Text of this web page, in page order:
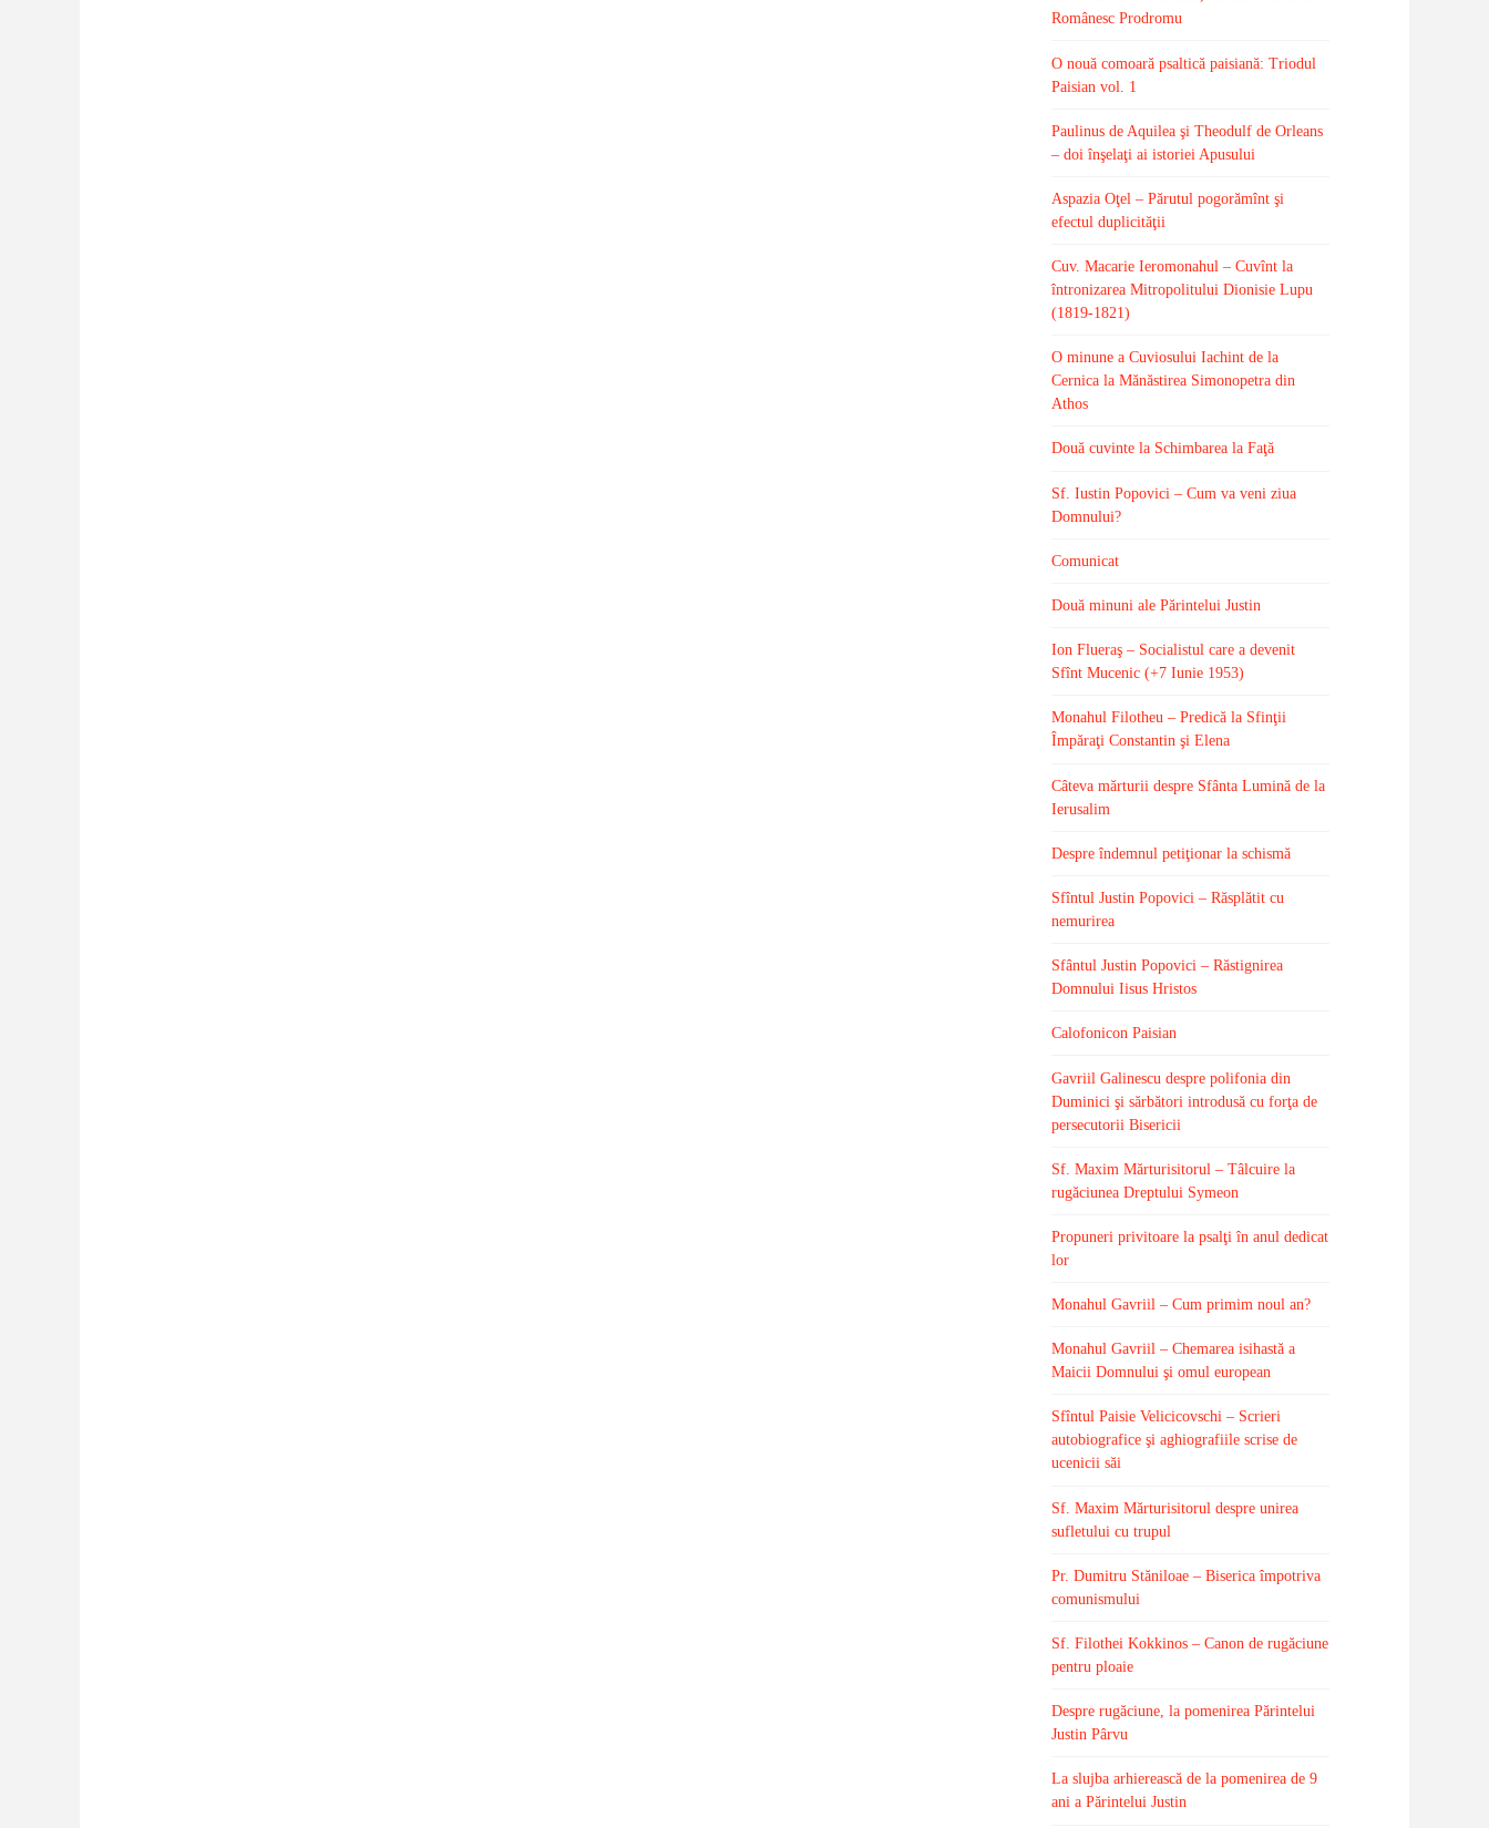
Românesc Prodromu
O nouă comoară psaltică paisiană: Triodul
Paisian vol. 1
Paulinus de Aquilea şi Theodulf de Orleans
– doi înşelaţi ai istoriei Apusului
Aspazia Oţel – Părutul pogorămînt şi
efectul duplicităţii
Cuv. Macarie Ieromonahul – Cuvînt la
întronizarea Mitropolitului Dionisie Lupu
(1819-1821)
O minune a Cuviosului Iachint de la
Cernica la Mănăstirea Simonopetra din
Athos
Două cuvinte la Schimbarea la Faţă
Sf. Iustin Popovici – Cum va veni ziua
Domnului?
Comunicat
Două minuni ale Părintelui Justin
Ion Flueraş – Socialistul care a devenit
Sfînt Mucenic (+7 Iunie 1953)
Monahul Filotheu – Predică la Sfinţii
Împăraţi Constantin şi Elena
Câteva mărturii despre Sfânta Lumină de la
Ierusalim
Despre îndemnul petiţionar la schismă
Sfîntul Justin Popovici – Răsplătit cu
nemurirea
Sfântul Justin Popovici – Răstignirea
Domnului Iisus Hristos
Calofonicon Paisian
Gavriil Galinescu despre polifonia din
Duminici şi sărbători introdusă cu forţa de
persecutorii Bisericii
Sf. Maxim Mărturisitorul – Tâlcuire la
rugăciunea Dreptului Symeon
Propuneri privitoare la psalţi în anul dedicat
lor
Monahul Gavriil – Cum primim noul an?
Monahul Gavriil – Chemarea isihastă a
Maicii Domnului şi omul european
Sfîntul Paisie Velicicovschi – Scrieri
autobiografice şi aghiografiile scrise de
ucenicii săi
Sf. Maxim Mărturisitorul despre unirea
sufletului cu trupul
Pr. Dumitru Stăniloae – Biserica împotriva
comunismului
Sf. Filothei Kokkinos – Canon de rugăciune
pentru ploaie
Despre rugăciune, la pomenirea Părintelui
Justin Pârvu
La slujba arhierească de la pomenirea de 9
ani a Părintelui Justin